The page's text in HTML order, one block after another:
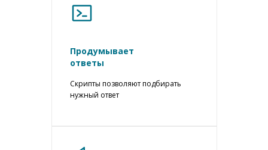
Продумывает
ответы
Cкрипты позволяют подбирать
нужный ответ